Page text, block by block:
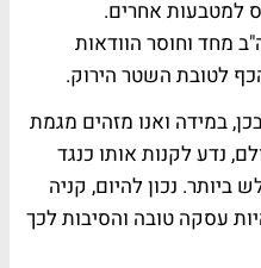
למטבעות אחרים.
וחוסר הוודאות
לטובת השטר הירוק.
במידה ואנו מזהים מגמת
נדע לקנות אותו כנגד
נכון להיום, קניה
עסקה טובה והסיבות לכך